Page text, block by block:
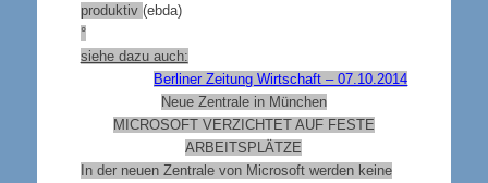
produktiv (ebda)
°
siehe dazu auch:
Berliner Zeitung Wirtschaft – 07.10.2014
Neue Zentrale in München
MICROSOFT VERZICHTET AUF FESTE
ARBEITSPLÄTZE
In der neuen Zentrale von Microsoft werden keine